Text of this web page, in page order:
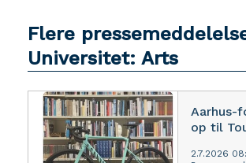
Flere
Universitet: Arts
Aarhus-
op til
2.7.2026